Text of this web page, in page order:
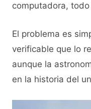
computadora,
El problema es
verificable que lo
aunque la
en la historia del